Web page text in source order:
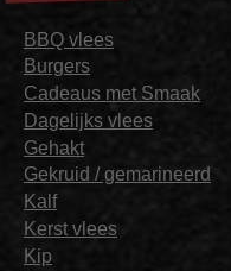
BBQ vlees
Burgers
Cadeaus met Smaak
Dagelijks vlees
Gehakt
Gekruid / gemarineerd
Kalf
Kerst vlees
Kip